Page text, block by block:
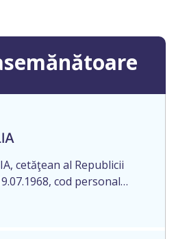
cetăţean al Republicii
cod personal
aduce la